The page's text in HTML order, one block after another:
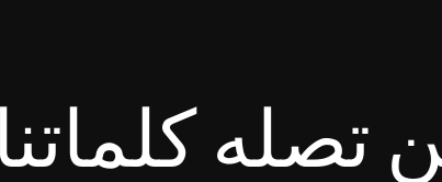
وَإِنَّمَا إِنْ كَانَ أَحَدُكُمْ تُعْوِزُهُ حِكْمَةٌ،
فَلْيَطْلُبْ مِنَ اللهِ الَّذِي يُعْطِيكلماتنا